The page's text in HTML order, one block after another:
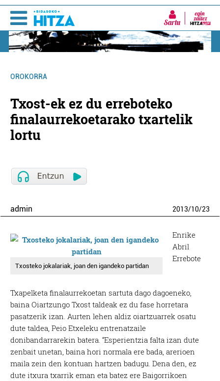
Sartu
OROKORRA
Txost-ek ez du erreboteko
finalaurrekoetarako txartelik
lortu
admin 2013/10/23
Txosteko jokalariak, joan den igandeko partidan
Enrike
Abril
Errebote
Txapelketa finalaurrekoetan sartuta dago dagoeneko,
baina Oiartzungo Txost taldeak ez du fase horretara
pasatzerik izan. Aurten lehen aldiz oiartzuarrek osatu
dute taldea, Peio Etxeleku entrenatzaile
donibandarrarekin batera. “Esperientzia falta izan dute
zenbait unetan, baina hori normala ere bada, arerioen
maila zein den kontuan hartzen badugu. Dena den, ez
dute itxura txarrik eman eta batez ere Baigorrikoen